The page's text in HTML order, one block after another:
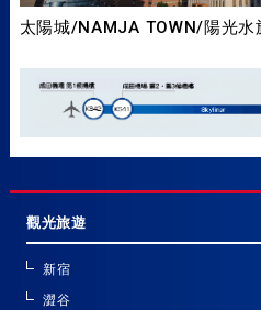
太陽城/NAMJA TOWN/陽光
觀光旅遊
新宿
澀谷